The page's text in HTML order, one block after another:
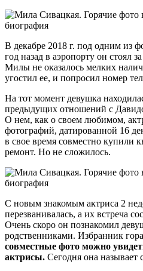
В декабре 2018 г. под одним из
год назад в аэропорту он стоял
Милы не оказалось мелких
угостил ее, и попросил номер
На тот момент девушка
предыдущих отношений с
О нем, как о своем любимом,
фотографий, датированной 16
в свое время совместно купили
ремонт. Но не сложилось.
С новым знакомым актриса 2
перезванивалась, а их встреча
Очень скоро он познакомил
родственниками. Избранник
совместные фото можно
актрисы. Сегодня она называет